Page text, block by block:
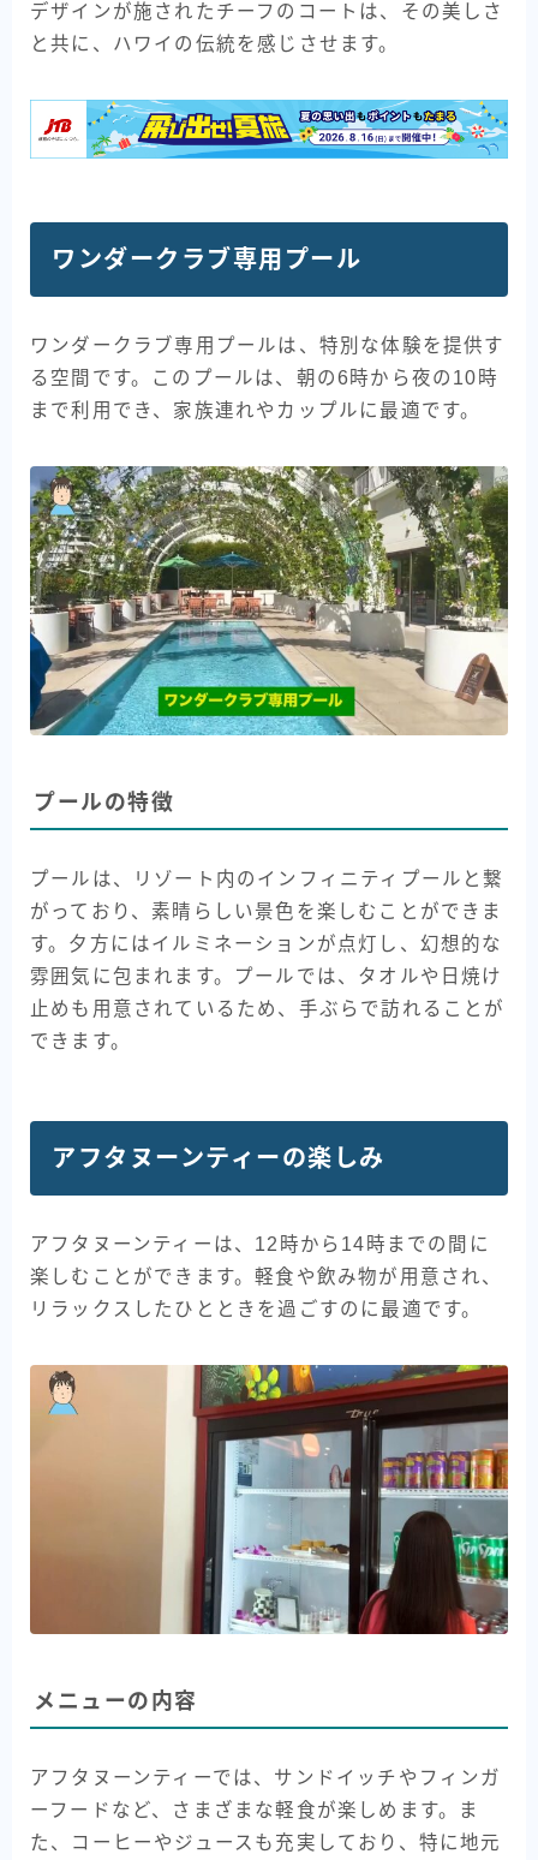
デザインが施されたチーフのコートは、その美しさ
と共に、ハワイの伝統を感じさせます。
ワンダークラブ専用プール
ワンダークラブ専用プールは、特別な体験を提供す
る空間です。このプールは、朝の6時から夜の10時
まで利用でき、家族連れやカップルに最適です。
プールの特徴
プールは、リゾート内のインフィニティプールと繋
がっており、素晴らしい景色を楽しむことができま
す。夕方にはイルミネーションが点灯し、幻想的な
雰囲気に包まれます。プールでは、タオルや日焼け
止めも用意されているため、手ぶらで訪れることが
できます。
アフタヌーンティーの楽しみ
アフタヌーンティーは、12時から14時までの間に
楽しむことができます。軽食や飲み物が用意され、
リラックスしたひとときを過ごすのに最適です。
メニューの内容
アフタヌーンティーでは、サンドイッチやフィンガ
ーフードなど、さまざまな軽食が楽しめます。ま
た、コーヒーやジュースも充実しており、特に地元